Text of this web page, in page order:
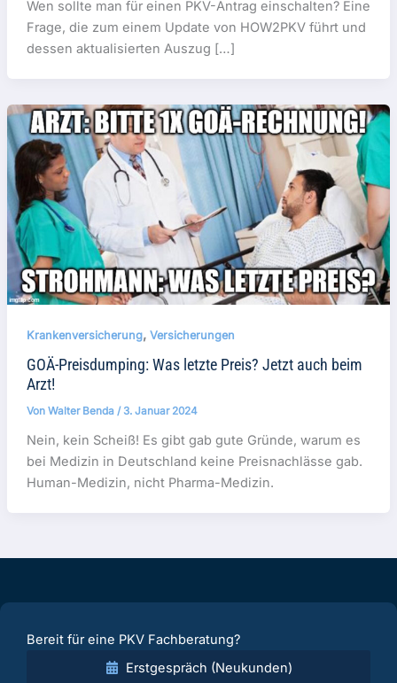
Wen sollte man für einen PKV-Antrag einschalten? Eine
Frage, die zum einem Update von HOW2PKV führt und
dessen aktualisierten Auszug […]
Krankenversicherung, Versicherungen
GOÄ-Preisdumping: Was letzte Preis? Jetzt auch beim
Arzt!
Von Walter Benda / 3. Januar 2024
Nein, kein Scheiß! Es gibt gab gute Gründe, warum es
bei Medizin in Deutschland keine Preisnachlässe gab.
Human-Medizin, nicht Pharma-Medizin.
Bereit für eine PKV Fachberatung?
Erstgespräch (Neukunden)